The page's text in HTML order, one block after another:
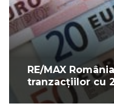
RE/MAX
tranzacțiilor cu